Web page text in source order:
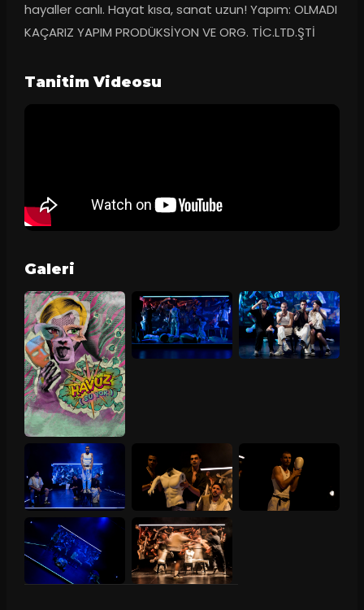
hayaller canlı. Hayat kısa, sanat uzun! Yapım: OLMADI
KAÇARIZ YAPIM PRODÜKSİYON VE ORG. TİC.LTD.ŞTİ
Tanitim Videosu
Galeri